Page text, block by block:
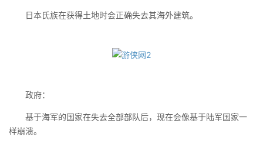
日本氏族在获得土地时会正确失去其海外建筑。
政府：
基于海军的国家在失去全部部队后，现在会像基于陆军国家一
样崩溃。